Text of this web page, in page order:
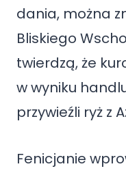
dania, można
Bliskiego
twierdzą, że
w wyniku
przywieźli ryż z
Fenicjanie